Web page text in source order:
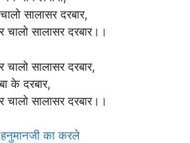
सालासर दरबार,
सालासर दरबार।।
सालासर दरबार,
के दरबार,
सालासर दरबार।।
का करले